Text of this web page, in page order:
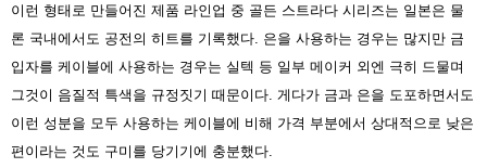
이런 형태로 만들어진 제품 라인업 중 골든 스트라다 시리즈는 일본은 물
론 국내에서도 공전의 히트를 기록했다. 은을 사용하는 경우는 많지만 금
입자를 케이블에 사용하는 경우는 실텍 등 일부 메이커 외엔 극히 드물며
그것이 음질적 특색을 규정짓기 때문이다. 게다가 금과 은을 도포하면서도
이런 성분을 모두 사용하는 케이블에 비해 가격 부분에서 상대적으로 낮은
편이라는 것도 구미를 당기기에 충분했다.